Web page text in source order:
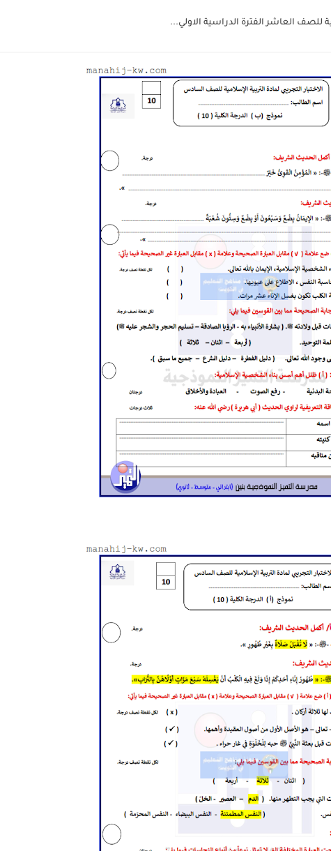
للصف العاشر الفترة الدراسية الاولي...